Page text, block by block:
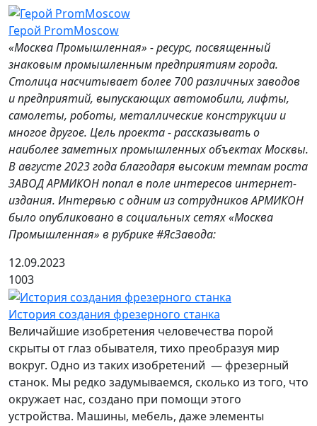
Герой PromMoscow
«Москва Промышленная» - ресурс, посвященный
знаковым промышленным предприятиям города.
Столица насчитывает более 700 различных заводов
и предприятий, выпускающих автомобили, лифты,
самолеты, роботы, металлические конструкции и
многое другое. Цель проекта - рассказывать о
наиболее заметных промышленных объектах Москвы.
В августе 2023 года благодаря высоким темпам роста
ЗАВОД АРМИКОН попал в поле интересов интернет-
издания. Интервью с одним из сотрудников АРМИКОН
было опубликовано в социальных сетях «Москва
Промышленная» в рубрике #ЯсЗавода:
12.09.2023
1003
История создания фрезерного станка
Величайшие изобретения человечества порой
скрыты от глаз обывателя, тихо преобразуя мир
вокруг. Одно из таких изобретений — фрезерный
станок. Мы редко задумываемся, сколько из того, что
окружает нас, создано при помощи этого
устройства. Машины, мебель, даже элементы